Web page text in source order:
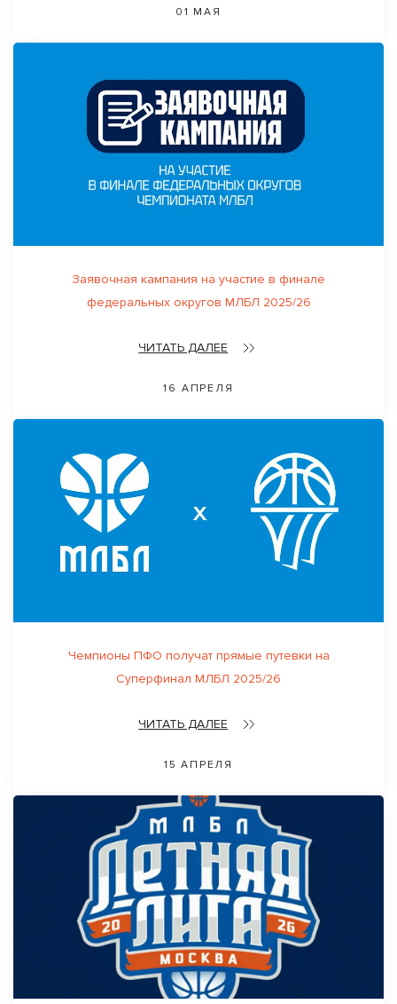
01 МАЯ
Заявочная кампания на участие в финале
федеральных округов МЛБЛ 2025/26
ЧИТАТЬ ДАЛЕЕ
16 АПРЕЛЯ
Чемпионы ПФО получат прямые путевки на
Суперфинал МЛБЛ 2025/26
ЧИТАТЬ ДАЛЕЕ
15 АПРЕЛЯ